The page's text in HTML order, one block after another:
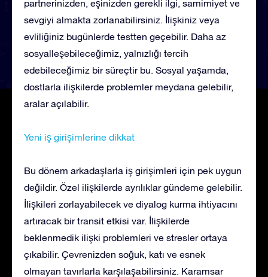
partnerinizden, eşinizden gerekli ilgi, samimiyet ve
sevgiyi almakta zorlanabilirsiniz. İlişkiniz veya
evliliğiniz bugünlerde testten geçebilir. Daha az
sosyalleşebileceğimiz, yalnızlığı tercih
edebileceğimiz bir süreçtir bu. Sosyal yaşamda,
dostlarla ilişkilerde problemler meydana gelebilir,
aralar açılabilir.
Yeni iş girişimlerine dikkat
Bu dönem arkadaşlarla iş girişimleri için pek uygun
değildir. Özel ilişkilerde ayrılıklar gündeme gelebilir.
İlişkileri zorlayabilecek ve diyalog kurma ihtiyacını
artıracak bir transit etkisi var. İlişkilerde
beklenmedik ilişki problemleri ve stresler ortaya
çıkabilir. Çevrenizden soğuk, katı ve esnek
olmayan tavırlarla karşılaşabilirsiniz. Karamsar